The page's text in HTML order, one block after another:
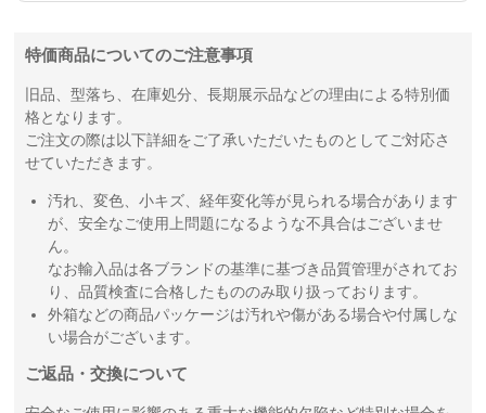
特価商品についてのご注意事項
旧品、型落ち、在庫処分、長期展示品などの理由による特別価
格となります。
ご注文の際は以下詳細をご了承いただいたものとしてご対応さ
せていただきます。
汚れ、変色、小キズ、経年変化等が見られる場合があります
が、安全なご使用上問題になるような不具合はございませ
ん。
なお輸入品は各ブランドの基準に基づき品質管理がされてお
り、品質検査に合格したもののみ取り扱っております。
外箱などの商品パッケージは汚れや傷がある場合や付属しな
い場合がございます。
ご返品・交換について